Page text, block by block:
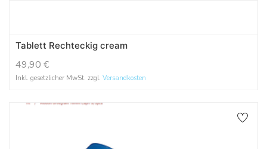
Tablett Rechteckig cream
49,90 €
Inkl. gesetzlicher MwSt. zzgl. Versandkosten